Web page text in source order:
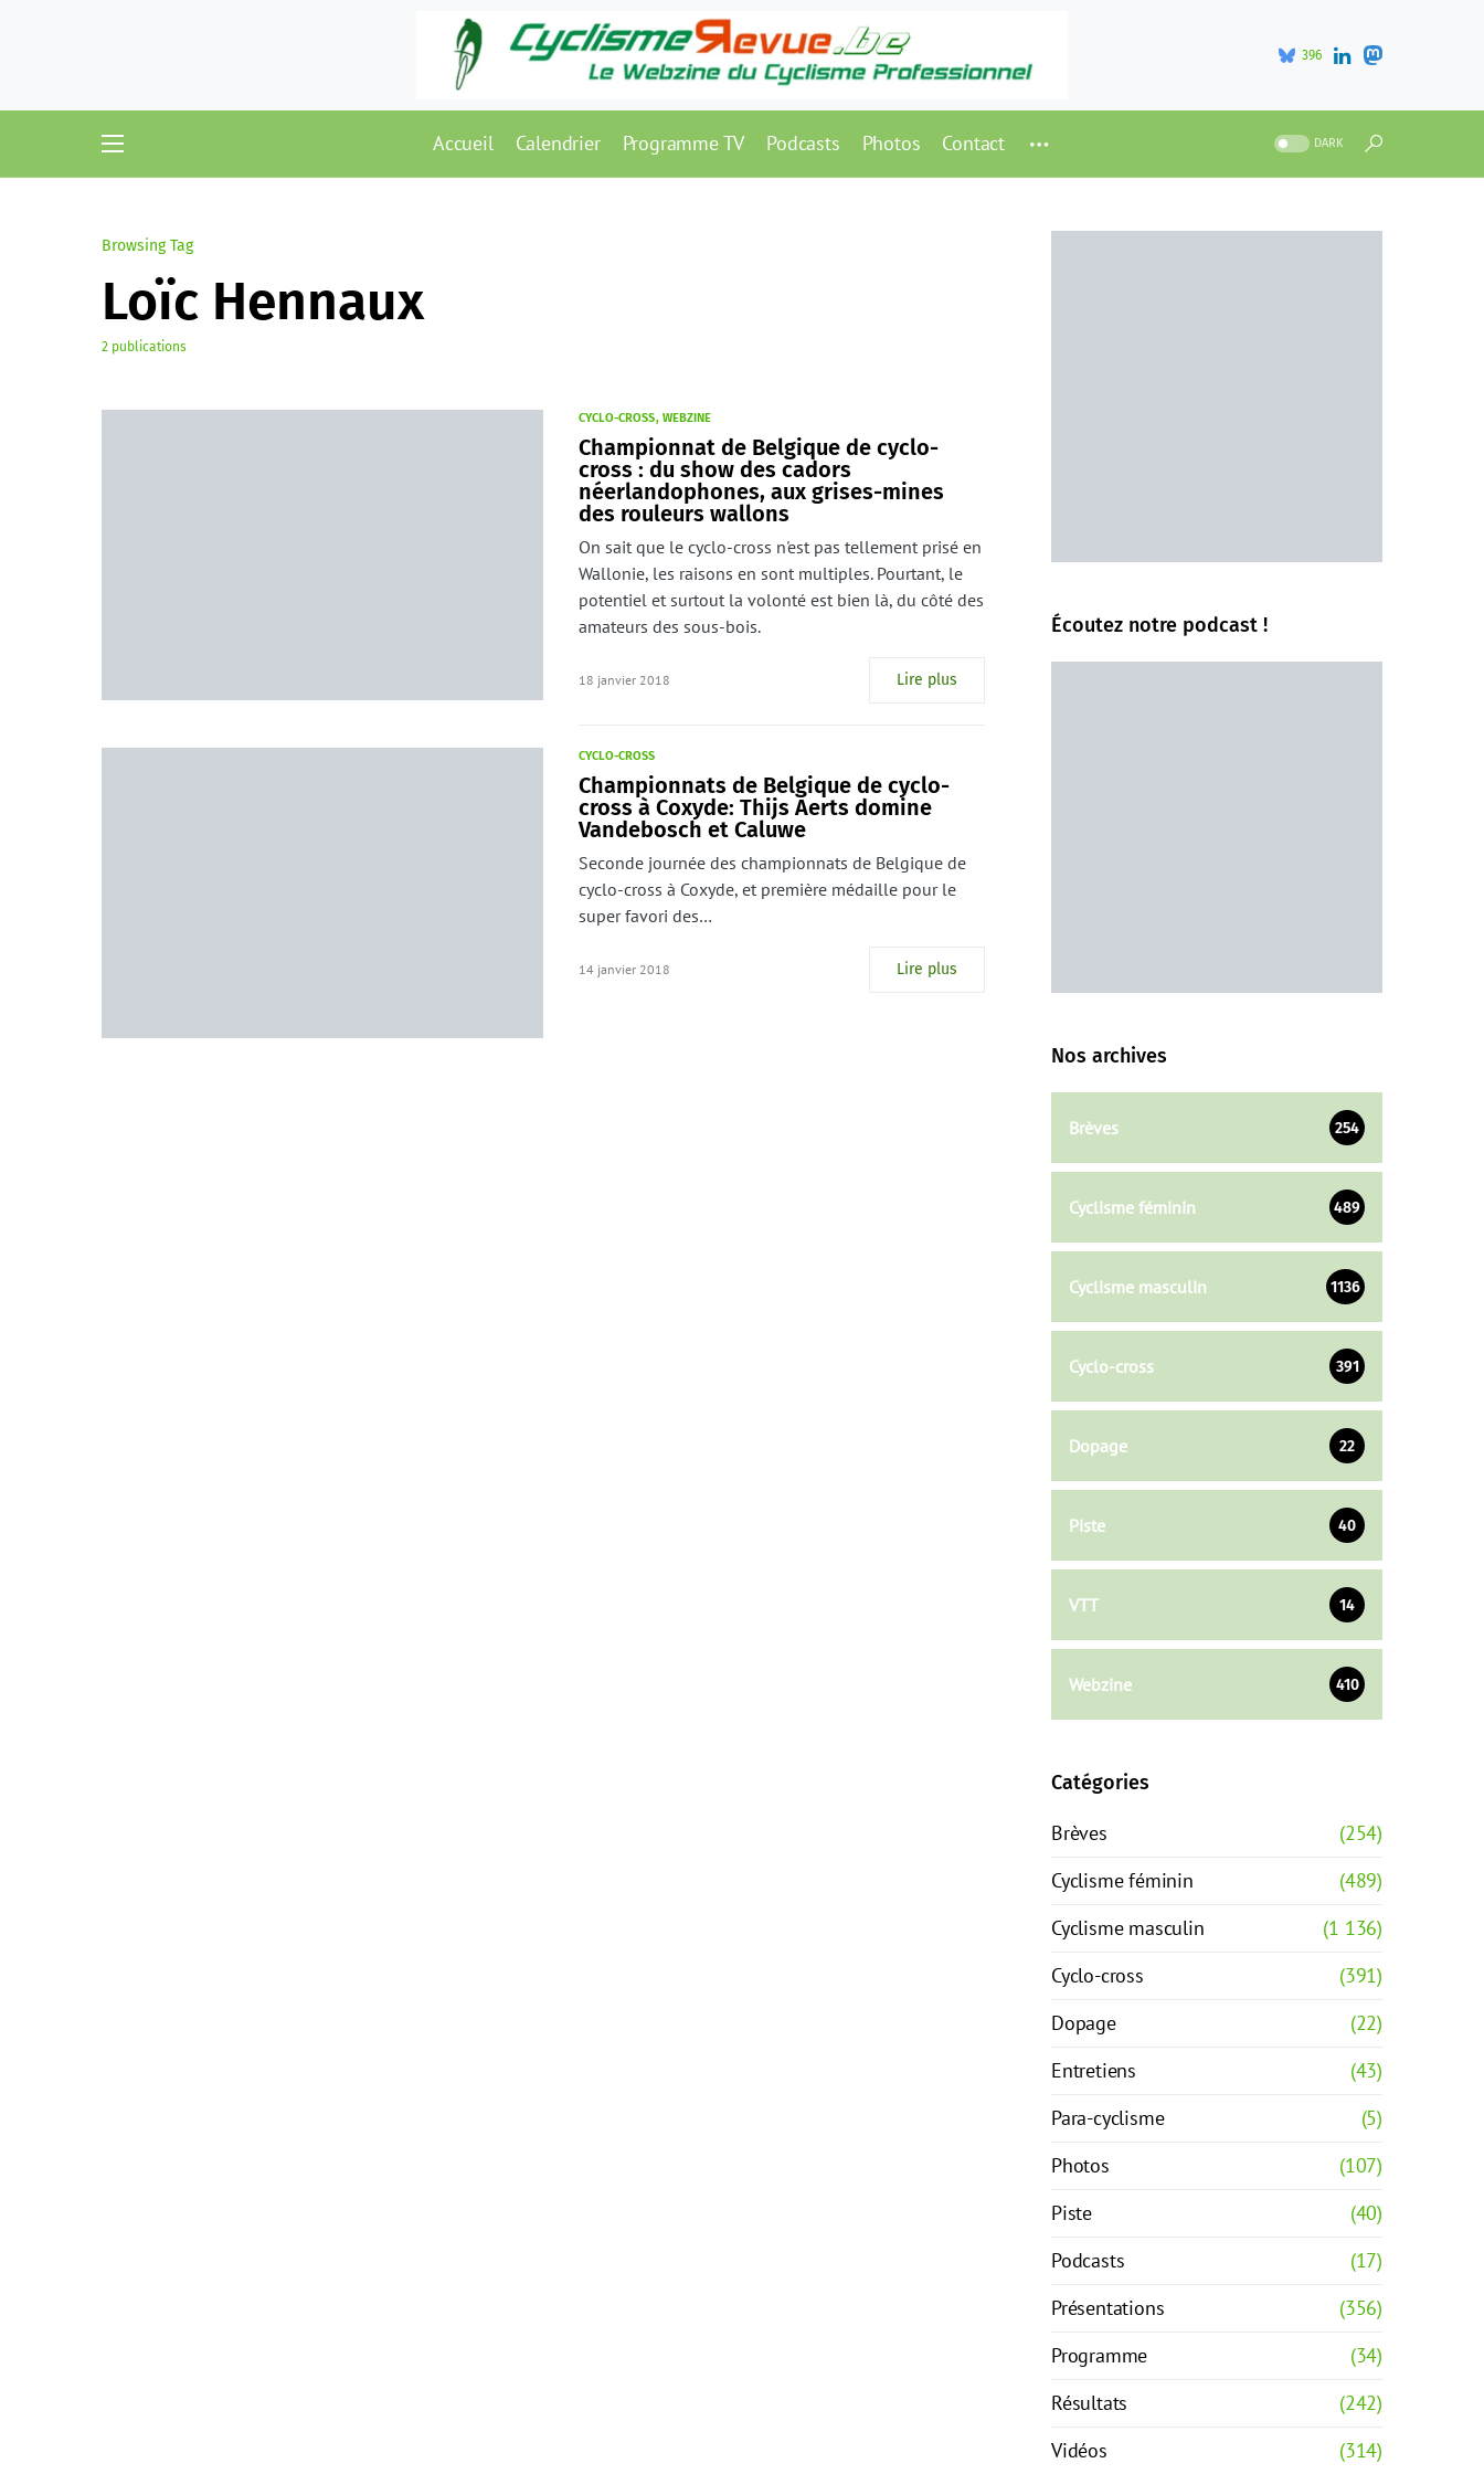
396
Accueil Calendrier Programme TV Podcasts Photos Contact DARK
Browsing Tag
Loïc Hennaux
2 publications
CYCLO-CROSS WEBZINE
Championnat de Belgique de cyclo-
cross : du show des cadors
néerlandophones, aux grises-mines
des rouleurs wallons
On sait que le cyclo-cross n'est pas tellement prisé en
Wallonie, les raisons en sont multiples. Pourtant, le
potentiel et surtout la volonté est bien là, du côté des
amateurs des sous-bois.
18 janvier 2018 Lire plus
CYCLO-CROSS
Championnats de Belgique de cyclo-
cross à Coxyde: Thijs Aerts domine
Vandebosch et Caluwe
Seconde journée des championnats de Belgique de
cyclo-cross à Coxyde, et première médaille pour le
super favori des…
14 janvier 2018 Lire plus
Écoutez notre podcast !
Nos archives
Brèves 254
Cyclisme féminin 489
Cyclisme masculin 1136
Cyclo-cross 391
Dopage 22
Piste 40
VTT 14
Webzine 410
Catégories
Brèves
(254)
Cyclisme féminin
(489)
Cyclisme masculin
(1 136)
Cyclo-cross
(391)
Dopage
(22)
Entretiens
(43)
Para-cyclisme
(5)
Photos
(107)
Piste
(40)
Podcasts
(17)
Présentations
(356)
Programme
(34)
Résultats
(242)
Vidéos
(314)